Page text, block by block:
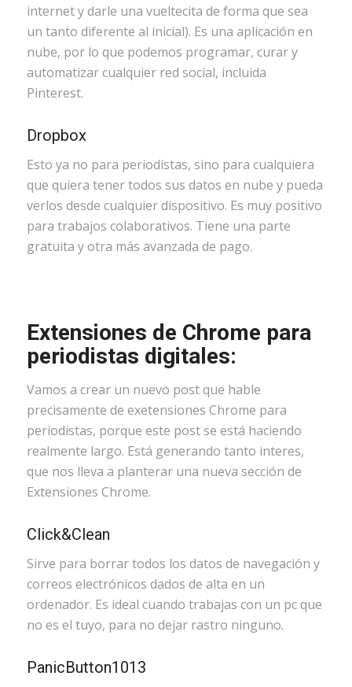
internet y darle una vueltecita de forma que sea
un tanto diferente al inicial). Es una aplicación en
nube, por lo que podemos programar, curar y
automatizar cualquier red social, incluida
Pinterest.
Dropbox
Esto ya no para periodistas, sino para cualquiera
que quiera tener todos sus datos en nube y pueda
verlos desde cualquier dispositivo. Es muy positivo
para trabajos colaborativos. Tiene una parte
gratuita y otra más avanzada de pago.
Extensiones de Chrome para
periodistas digitales:
Vamos a crear un nuevo post que hable
precisamente de exetensiones Chrome para
periodistas, porque este post se está haciendo
realmente largo. Está generando tanto interes,
que nos lleva a planterar una nueva sección de
Extensiones Chrome.
Click&Clean
Sirve para borrar todos los datos de navegación y
correos electrónicos dados de alta en un
ordenador. Es ideal cuando trabajas con un pc que
no es el tuyo, para no dejar rastro ninguno.
PanicButton1013